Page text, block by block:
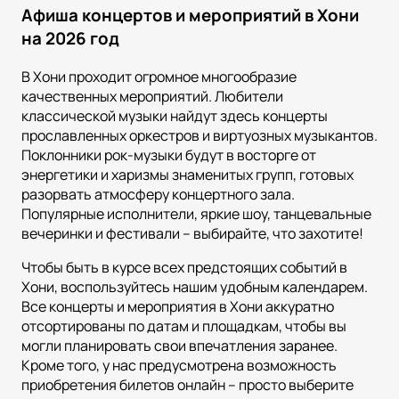
Афиша концертов и мероприятий в Хони
на 2026 год
В Хони проходит огромное многообразие
качественных мероприятий. Любители
классической музыки найдут здесь концерты
прославленных оркестров и виртуозных музыкантов.
Поклонники рок-музыки будут в восторге от
энергетики и харизмы знаменитых групп, готовых
разорвать атмосферу концертного зала.
Популярные исполнители, яркие шоу, танцевальные
вечеринки и фестивали – выбирайте, что захотите!
Чтобы быть в курсе всех предстоящих событий в
Хони, воспользуйтесь нашим удобным календарем.
Все концерты и мероприятия в Хони аккуратно
отсортированы по датам и площадкам, чтобы вы
могли планировать свои впечатления заранее.
Кроме того, у нас предусмотрена возможность
приобретения билетов онлайн – просто выберите